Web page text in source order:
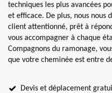
techniques les plus avancées
et efficace. De plus, nous nous
client attentionné, prêt à
vous accompagner à chaque
Compagnons du ramonage,
que votre cheminée est entre
Devis et déplacement